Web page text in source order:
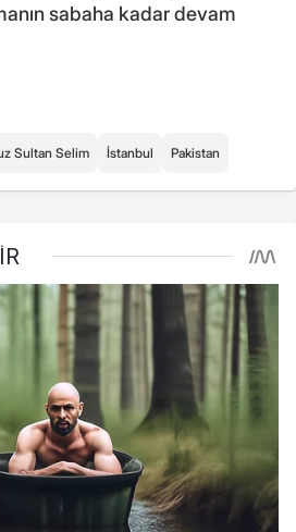
sabaha kadar devam
Sultan Selim İstanbul Pakistan